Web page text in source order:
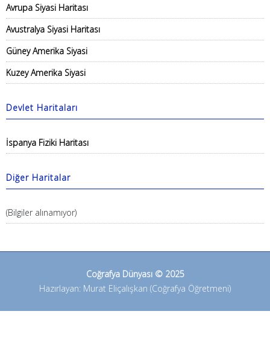
Avrupa Siyasi Haritası
Avustralya Siyasi Haritası
Güney Amerika Siyasi
Kuzey Amerika Siyasi
Devlet Haritaları
İspanya Fiziki Haritası
Diğer Haritalar
(Bilgiler alınamıyor)
Coğrafya Dünyası © 2025
Hazırlayan: Murat Eliçalışkan (Coğrafya Öğretmeni)